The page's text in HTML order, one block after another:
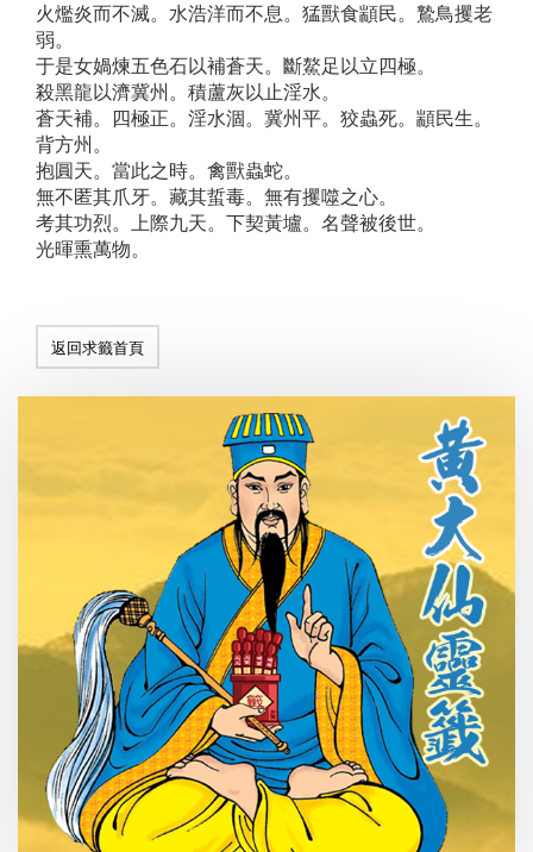
火爁炎而不滅。水浩洋而不息。猛獸食顓民。鷙鳥攫老
弱。
于是女媧煉五色石以補蒼天。斷鰲足以立四極。
殺黑龍以濟冀州。積蘆灰以止淫水。
蒼天補。四極正。淫水涸。冀州平。狡蟲死。顓民生。
背方州。
抱圓天。當此之時。禽獸蟲蛇。
無不匿其爪牙。藏其蜇毒。無有攫噬之心。
考其功烈。上際九天。下契黃壚。名聲被後世。
光暉熏萬物。
返回求籤首頁